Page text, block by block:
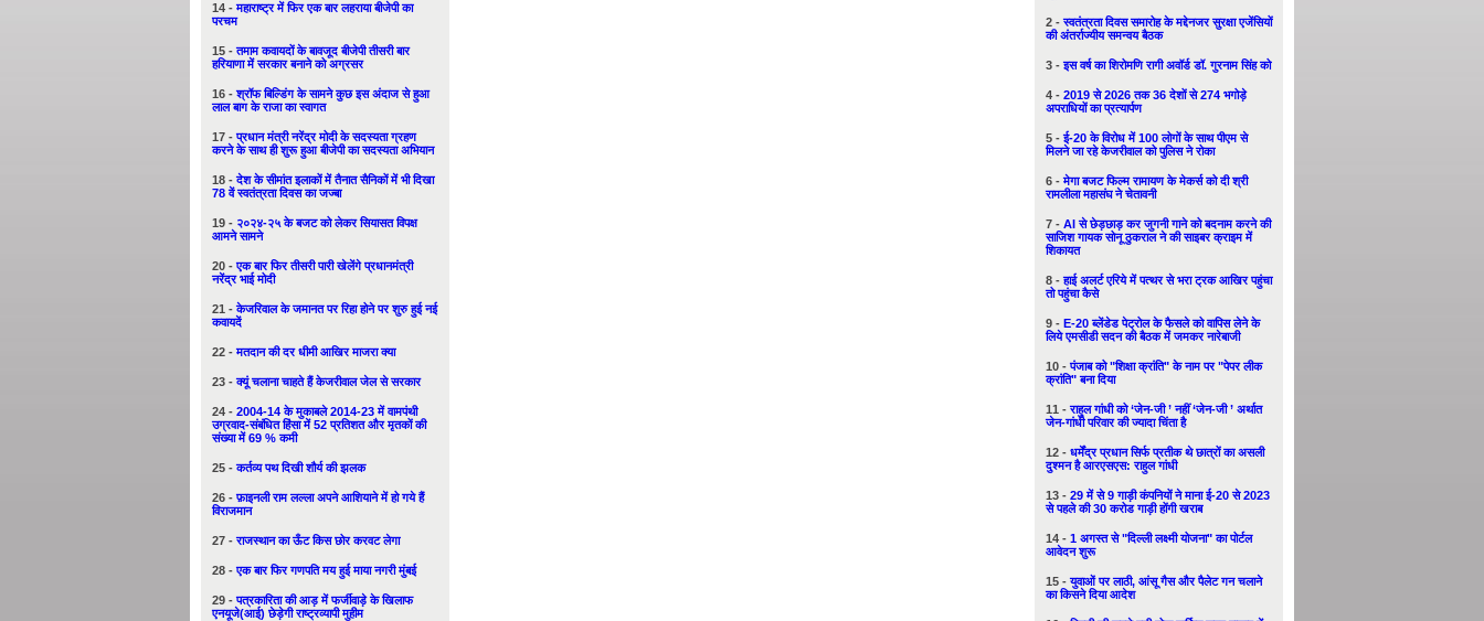
14 -महाराष्ट्र में फिर एक बार लहराया बीजेपी का
परचम
15 -तमाम कवायदों के बावजूद बीजेपी तीसरी बार
हरियाणा में सरकार बनाने को अग्रसर
16 -श्रॉफ बिल्डिंग के सामने कुछ इस अंदाज से हुआ
लाल बाग के राजा का स्वागत
17 -प्रधान मंत्री नरेंद्र मोदी के सदस्यता ग्रहण
करने के साथ ही शुरू हुआ बीजेपी का सदस्यता अभियान
18 -देश के सीमांत इलाकों में तैनात सैनिकों में भी दिखा
78 वें स्वतंत्रता दिवस का जज्बा
19 - २०२४-२५ के बजट को लेकर सियासत विपक्ष
आमने सामने
20 -एक बार फिर तीसरी पारी खेलेंगे प्रधानमंत्री
नरेंद्र भाई मोदी
21 -केजरिवाल के जमानत पर रिहा होने पर शुरु हुई नई
कवायदें
22 -मतदान की दर धीमी आखिर माजरा क्या
23 -क्यूं चलाना चाहते हैं केजरीवाल जेल से सरकार
24 - 2004-14 के मुकाबले 2014-23 में वामपंथी
उग्रवाद-संबंधित हिंसा में 52 प्रतिशत और मृतकों की
संख्या में 69 % कमी
25 -कर्तव्य पथ दिखी शौर्य की झलक
26 -फ़ाइनली राम लल्ला अपने आशियाने में हो गये हैं
विराजमान
27 -राजस्थान का ऊँट किस छोर करवट लेगा
28 -एक बार फिर गणपति मय हुई माया नगरी मुंबई
29 -पत्रकारिता की आड़ में फर्जीवाड़े के खिलाफ
एनयूजे(आई) छेड़ेगी राष्ट्रव्यापी मुहीम
2 -स्वतंत्रता दिवस समारोह के मद्देनजर सुरक्षा एजेंसियों
की अंतर्राज्यीय समन्वय बैठक
3 -इस वर्ष का शिरोमणि रागी अवॉर्ड डॉ. गुरनाम सिंह को
4 - 2019 से 2026 तक 36 देशों से 274 भगोड़े
अपराधियों का प्रत्यार्पण
5 -ई-20 के विरोध में 100 लोगों के साथ पीएम से
मिलने जा रहे केजरीवाल को पुलिस ने रोका
6 -मेगा बजट फिल्म रामायण के मेकर्स को दी श्री
रामलीला महासंघ ने चेतावनी
7 - AI से छेड़छाड़ कर जुगनी गाने को बदनाम करने की
साजिश गायक सोनू ठुकराल ने की साइबर क्राइम में
शिकायत
8 -हाई अलर्ट एरिये में पत्थर से भरा ट्रक आखिर पहुंचा
तो पहुंचा कैसे
9 - E-20 ब्लेंडेड पेट्रोल के फैसले को वापिस लेने के
लिये एमसीडी सदन की बैठक में जमकर नारेबाजी
10 -पंजाब को "शिक्षा क्रांति" के नाम पर "पेपर लीक
क्रांति" बना दिया
11 -राहुल गांधी को ‘जेन-जी ’ नहीं ‘जेन-जी ’ अर्थात
जेन-गांधी परिवार की ज्यादा चिंता है
12 - धर्मेंद्र प्रधान सिर्फ प्रतीक थे छात्रों का असली
दुश्मन है आरएसएस: राहुल गांधी
13 - 29 में से 9 गाड़ी कंपनियों ने माना ई-20 से 2023
से पहले की 30 करोड गाड़ी होंगी खराब
14 - 1 अगस्त से "दिल्ली लक्ष्मी योजना" का पोर्टल
आवेदन शुरू
15 -युवाओं पर लाठी, आंसू गैस और पैलेट गन चलाने
का किसने दिया आदेश